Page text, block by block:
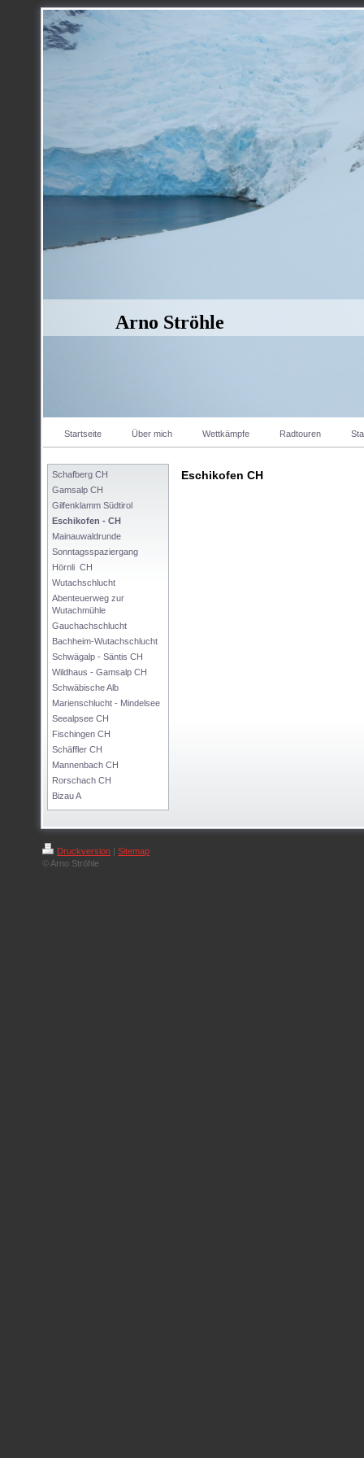
Arno Ströhle
Startseite Über mich Wettkämpfe Radtouren
Schafberg CH
Gamsalp CH
Gilfenklamm Südtirol
Eschikofen - CH
Mainauwaldrunde
Sonntagsspaziergang
Hörnli  CH
Wutachschlucht
Abenteuerweg zur
Wutachmühle
Gauchachschlucht
Bachheim-Wutachschlucht
Schwägalp - Säntis CH
Wildhaus - Gamsalp CH
Schwäbische Alb
Marienschlucht - Mindelsee
Seealpsee CH
Fischingen CH
Schäffler CH
Mannenbach CH
Rorschach CH
Bizau A
Eschikofen CH
Druckversion | Sitemap
© Arno Ströhle